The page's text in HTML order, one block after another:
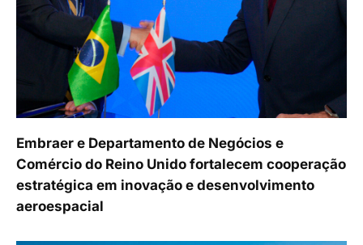
Embraer e Departamento de Negócios e
Comércio do Reino Unido fortalecem cooperação
estratégica em inovação e desenvolvimento
aeroespacial